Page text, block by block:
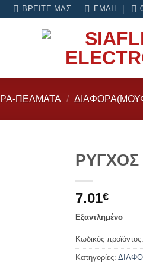
εγγύηση σε κάθε εργασία Service
ΒΡΕΊΤΕ ΜΑΣ EMAIL
ΠΕΛΜΑΤΑ /
7.01€
Εξαντλημένο
Κωδικός προϊόντος:
Κατηγορίες: